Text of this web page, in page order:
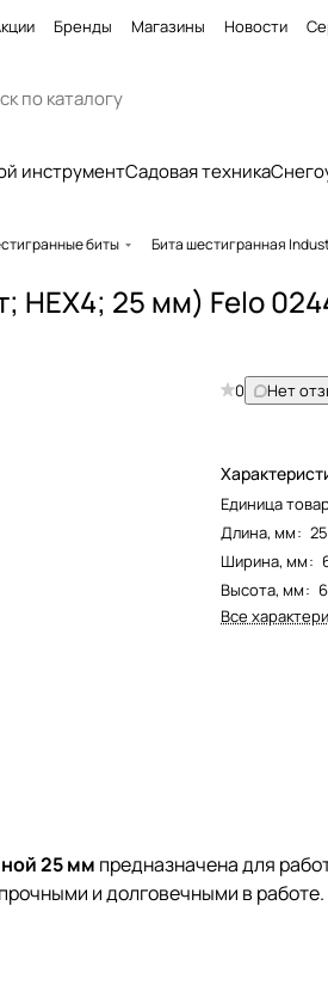
Бренды Магазины Новости
инструментСадовая техника
биты Бита шестигранная
HEX4; 25 мм) Felo
0 Нет
Единица
Длина, мм: 25
Ширина, мм:
Высота, мм: 6
Все
25 мм предназначена для
и долговечными в работе.